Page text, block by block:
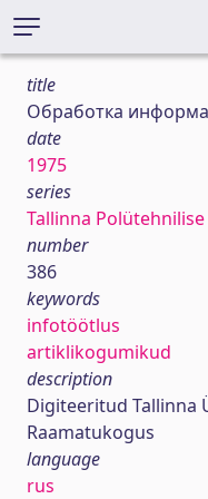
title
Обработка
date
1975
series
Tallinna
number
386
keywords
infotöötlus
artiklikogumikud
description
Digiteeritud Tallinna
Raamatukogus
language
rus